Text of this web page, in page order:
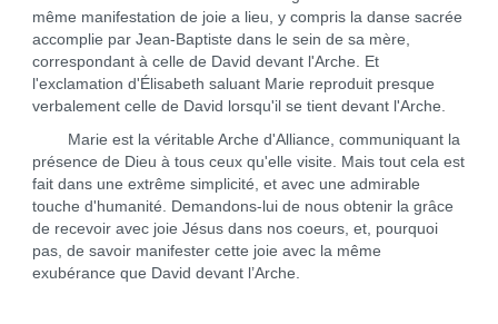
même manifestation de joie a lieu, y compris la danse sacrée
accomplie par Jean-Baptiste dans le sein de sa mère,
correspondant à celle de David devant l'Arche. Et
l'exclamation d'Élisabeth saluant Marie reproduit presque
verbalement celle de David lorsqu'il se tient devant l'Arche.
Marie est la véritable Arche d'Alliance, communiquant la
présence de Dieu à tous ceux qu'elle visite. Mais tout cela est
fait dans une extrême simplicité, et avec une admirable
touche d'humanité. Demandons-lui de nous obtenir la grâce
de recevoir avec joie Jésus dans nos coeurs, et, pourquoi
pas, de savoir manifester cette joie avec la même
exubérance que David devant l’Arche.